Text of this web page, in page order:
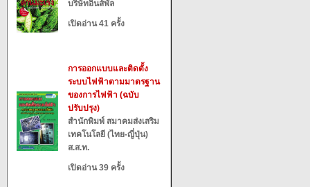
บริษัทอินส์พัล
เปิดอ่าน 41 ครั้ง
การออกแบบและติดตั้ง
ระบบไฟฟ้าตามมาตรฐาน
ของการไฟฟ้า (ฉบับ
ปรับปรุง)
สำนักพิมพ์ สมาคมส่งเสริม
เทคโนโลยี (ไทย-ญี่ปุ่น)
ส.ส.ท.
เปิดอ่าน 39 ครั้ง